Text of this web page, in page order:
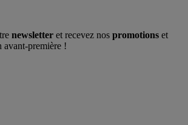
newsletter et recevez nos promotions et
avant-première !